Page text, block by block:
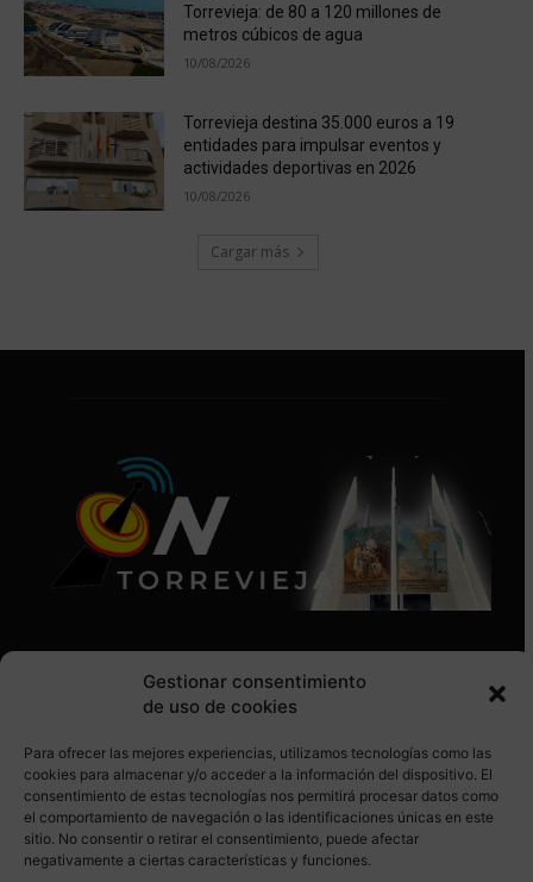
Gestionar consentimiento
de uso de cookies
Para ofrecer las mejores experiencias, utilizamos tecnologías como las
cookies para almacenar y/o acceder a la información del dispositivo. El
consentimiento de estas tecnologías nos permitirá procesar datos como
el comportamiento de navegación o las identificaciones únicas en este
sitio. No consentir o retirar el consentimiento, puede afectar
negativamente a ciertas características y funciones.
Torrevieja: de 80 a 120 millones de
metros cúbicos de agua
10/08/2026
Torrevieja destina 35.000 euros a 19
entidades para impulsar eventos y
actividades deportivas en 2026
10/08/2026
Cargar más
SÍGUENOS EN REDES SOCIALES